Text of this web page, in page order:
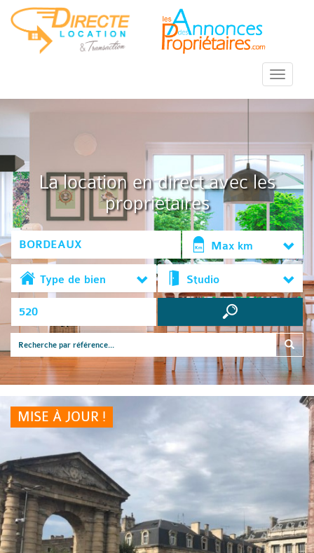
::Menu::
La location en direct avec les
propriétaires
Max km
Type de bien Studio
MISE À JOUR !